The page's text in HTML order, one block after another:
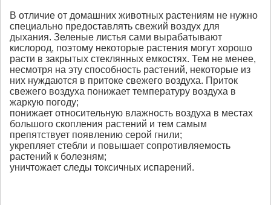
В отличие от домашних животных растениям не нужно
специально предоставлять свежий воздух для
дыхания. Зеленые листья сами вырабатывают
кислород, поэтому некоторые растения могут хорошо
расти в закрытых стеклянных емкостях. Тем не менее,
несмотря на эту способность растений, некоторые из
них нуждаются в притоке свежего воздуха. Приток
свежего воздуха понижает температуру воздуха в
жаркую погоду;
понижает относительную влажность воздуха в местах
большого скопления растений и тем самым
препятствует появлению серой гнили;
укрепляет стебли и повышает сопротивляемость
растений к болезням;
уничтожает следы токсичных испарений.